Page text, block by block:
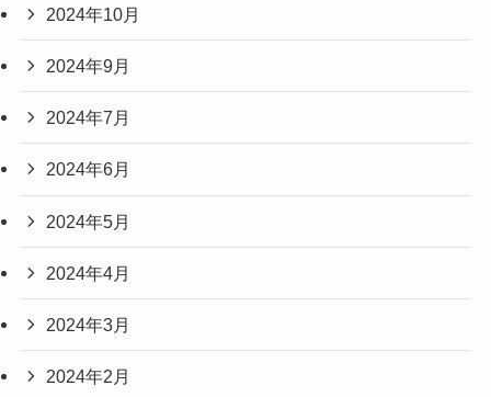
2024年10月
2024年9月
2024年7月
2024年6月
2024年5月
2024年4月
2024年3月
2024年2月